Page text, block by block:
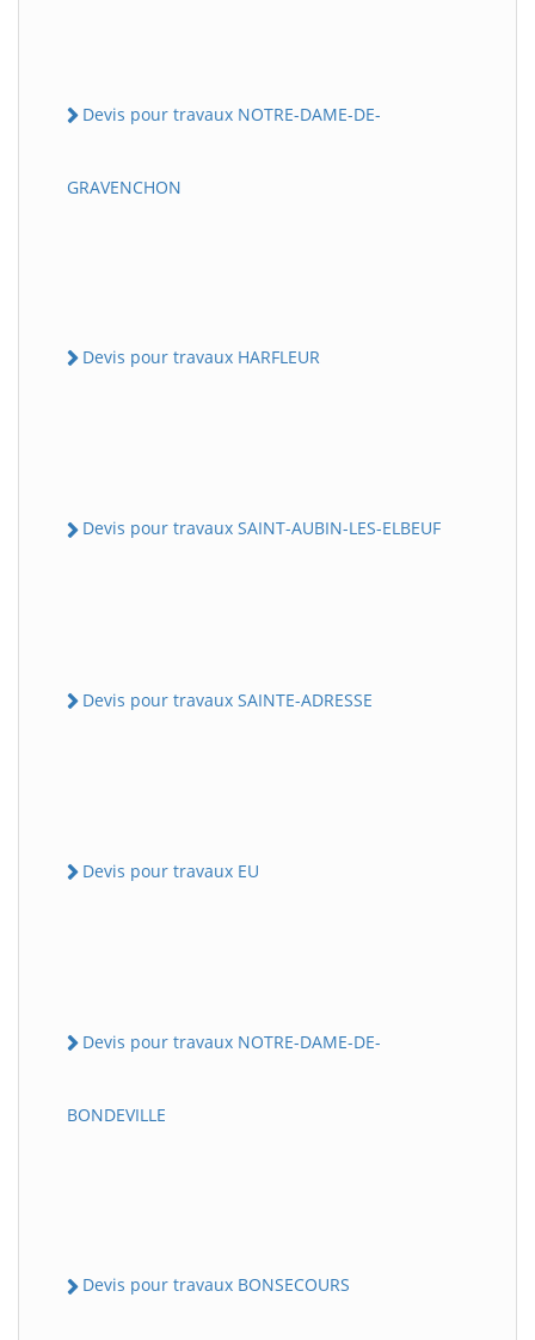
Devis pour travaux NOTRE-DAME-DE-
GRAVENCHON
Devis pour travaux HARFLEUR
Devis pour travaux SAINT-AUBIN-LES-ELBEUF
Devis pour travaux SAINTE-ADRESSE
Devis pour travaux EU
Devis pour travaux NOTRE-DAME-DE-
BONDEVILLE
Devis pour travaux BONSECOURS